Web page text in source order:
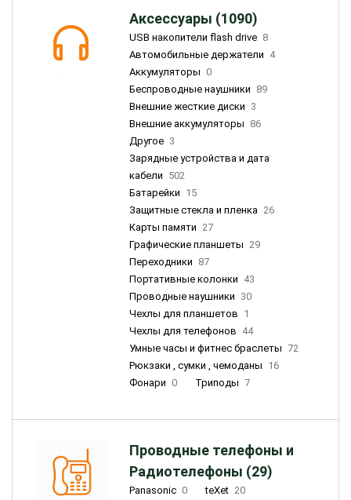
Аксессуары (1090)
USB накопители flash drive 8
Автомобильные держатели 4
Аккумуляторы 0
Беспроводные наушники 89
Внешние жесткие диски 3
Внешние аккумуляторы 86
Другое 3
Зарядные устройства и дата
кабели 502
Батарейки 15
Защитные стекла и пленка 26
Карты памяти 27
Графические планшеты 29
Переходники 87
Портативные колонки 43
Проводные наушники 30
Чехлы для планшетов 1
Чехлы для телефонов 44
Умные часы и фитнес браслеты 72
Рюкзаки , сумки , чемоданы 16
Фонари 0 Триподы 7
Проводные телефоны и
Радиотелефоны (29)
Panasonic 0 teXet 20